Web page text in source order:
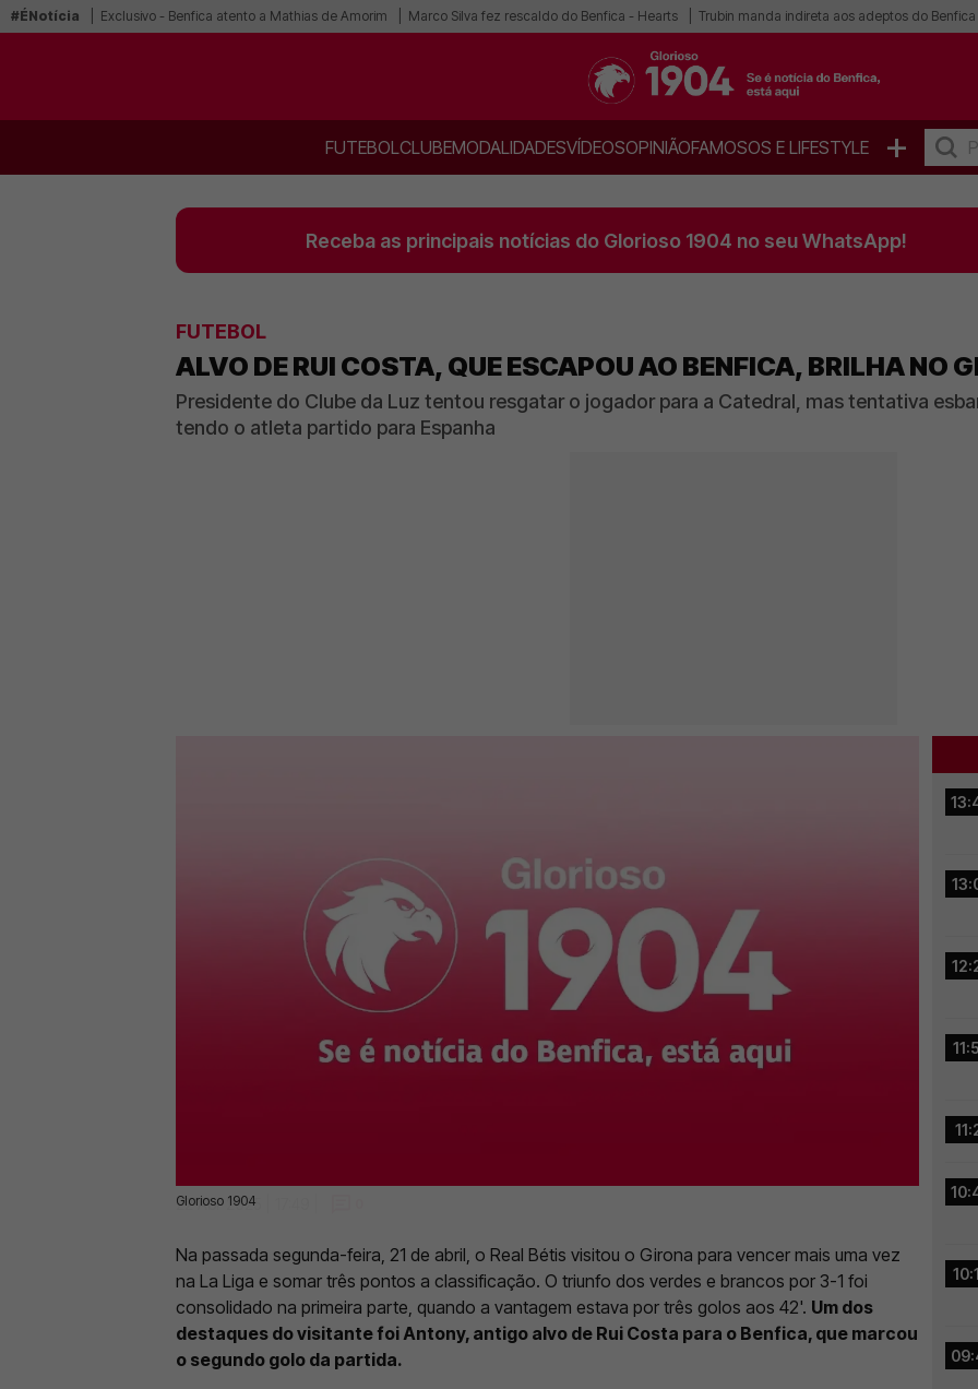
#ÉNotícia Exclusivo - Benfica atento a Mathias de Amorim Marco Silva fez rescaldo do Benfica - Hearts Trubin manda indireta aos adeptos do Benfica
FUTEBOLCLUBEMODALIDADESVÍDEOSOPINIÃOFAMOSOS E LIFESTYLE +
Receba as principais notícias do Glorioso 1904 no seu WhatsApp!
FUTEBOL
ALVO DE RUI COSTA, QUE ESCAPOU AO BENFICA, BRILHA NO
Presidente do Clube da Luz tentou resgatar o jogador para a Catedral, mas tentativa
tendo o atleta partido para Espanha
Glorioso 1904
22 Abr 2025 | 17:49 |
Na passada segunda-feira, 21 de abril, o Real Bétis visitou o Girona para vencer mais uma vez
na La Liga e somar três pontos a classificação. O triunfo dos verdes e brancos por 3-1 foi
consolidado na primeira parte, quando a vantagem estava por três golos aos 42'. Um dos
destaques do visitante foi Antony, antigo alvo de Rui Costa para o Benfica, que marcou
o segundo golo da partida.